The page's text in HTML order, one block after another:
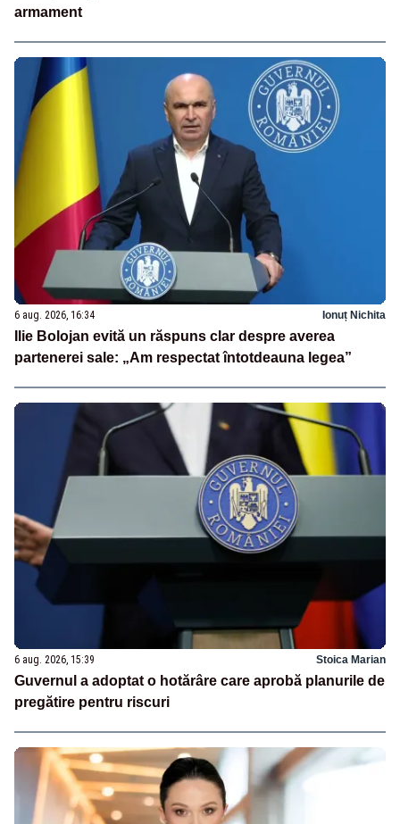
armament
6 aug. 2026, 16:34 Ionuț Nichita
Ilie Bolojan evită un răspuns clar despre averea
partenerei sale: „Am respectat întotdeauna legea”
6 aug. 2026, 15:39 Stoica Marian
Guvernul a adoptat o hotărâre care aprobă planurile de
pregătire pentru riscuri